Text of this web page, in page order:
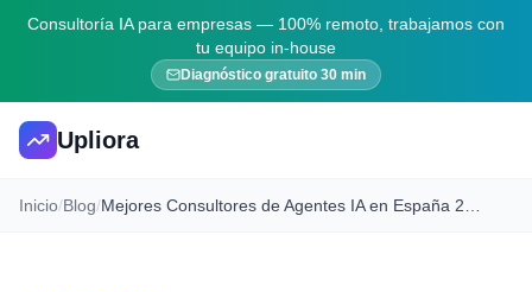
Consultoría IA para empresas — 100% remoto, trabajamos con
tu equipo in-house
Diagnóstico gratuito 30 min
Upliora
Inicio/Blog/